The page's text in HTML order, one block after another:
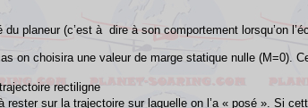
planeur (c’est à dire à son comportement lorsqu’on
on choisira une valeur de marge statique nulle (M=0).
rectiligne
rester sur la trajectoire sur laquelle on l’a « posé ». Si